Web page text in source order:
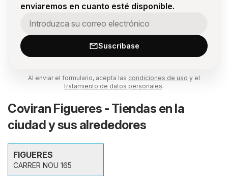
enviaremos en cuanto esté disponible.
Suscríbase
Al enviar el formulario, acepta las condiciones de uso y el
tratamiento de datos personales.
Coviran Figueres - Tiendas en la
ciudad y sus alrededores
FIGUERES
CARRER NOU 165